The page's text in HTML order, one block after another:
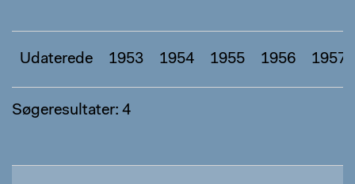
Udaterede 1953 1954 1955 1956 1957
Søgeresultater: 4